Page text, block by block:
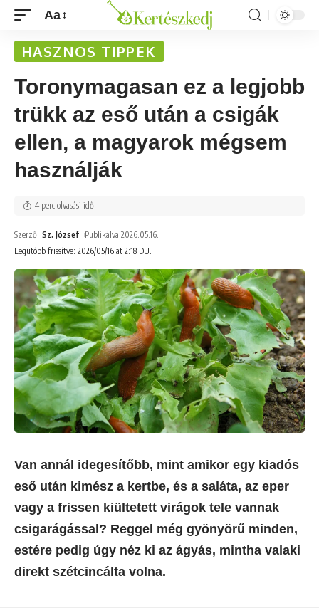
Aa
HASZNOS TIPPEK
Toronymagasan ez a legjobb
trükk az eső után a csigák
ellen, a magyarok mégsem
használják
Legutóbb frissítve: 2026/05/16 at 2:18 DU.
Szerző: Sz. József Publikálva 2026.05.16.
4 perc olvasási idő
Van annál idegesítőbb, mint amikor egy kiadós
eső után kimész a kertbe, és a saláta, az eper
vagy a frissen kiültetett virágok tele vannak
csigarágással? Reggel még gyönyörű minden,
estére pedig úgy néz ki az ágyás, mintha valaki
direkt szétcincálta volna.